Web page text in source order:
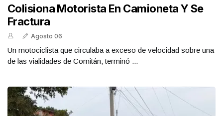
Colisiona Motorista En Camioneta Y Se
Fractura
Agosto 06
Un motociclista que circulaba a exceso de velocidad sobre una
de las vialidades de Comitán, terminó ...